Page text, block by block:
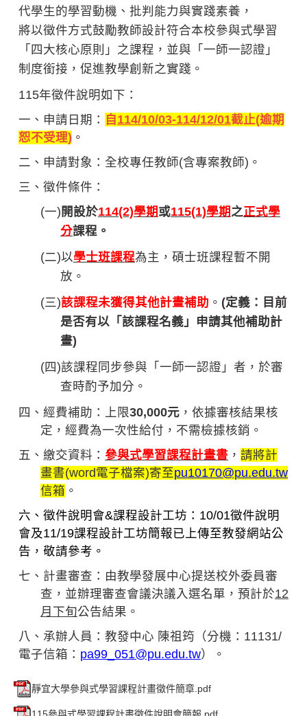
代學生的學習動機、批判能力與實踐素養，
將以徵件方式鼓勵教師設計符合本校參與式學習
「四大核心原則」之課程，並與「一師一認證」
制度銜接，促進教學創新之實踐。
115年徵件說明如下：
一、申請日期：
自 114/10/03-114/12/01截止(逾期
恕不受理) 。
二、申請對象：全校專任教師(含專案教師)。
三、徵件條件：
(一) 開設於114(2)學期 或115(1)學期 之正式學
分課程。
(二)以學士班課程為主，碩士班課程暫不開
放。
(三)該課程未獲得其他計畫補助 。 (定義：目前
是否有以「該課程名義」申請其他補助計
畫)
(四)該課程同步參與「一師一認證」者，於審
查時酌予加分。
四、經費補助：上限30,000元 ，依據審核結果核
定，經費為一次性給付，不需檢據核銷。
五、繳交資料： 參與式學習課程計畫書 ， 請將計
畫書(word電子檔案)寄至pu10170@pu.edu.tw
信箱 。
六、徵件說明會&課程設計工坊：10/01徵件說明
會及11/19課程設計工坊簡報已上傳至教發網站公
告，敬請參考。
七、計畫審查：由教學發展中心提送校外委員審
查，並辦理審查會議決議入選名單，預計於12
月下旬公告結果。
八、承辦人員： 教發中心 陳祖筠（分機：11131/
電子信箱： pa99_051@pu.edu.tw） 。
靜宜大學參與式學習課程計畫徵件簡章.pdf
115參與式學習課程計畫徵件說明會簡報.pdf